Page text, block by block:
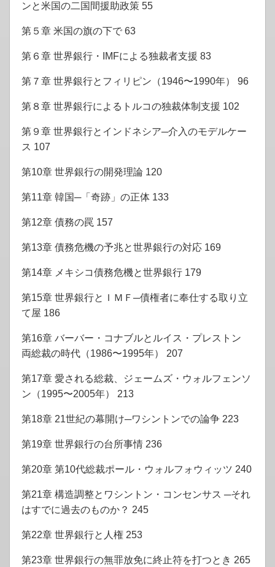
ンと米国の二国間援助政策 55
第５章 米国の旗の下で 63
第６章 世界銀行・IMFによる独裁者支援 83
第７章 世界銀行とフィリピン（1946〜1990年） 96
第８章 世界銀行によるトルコの独裁体制支援 102
第９章 世界銀行とインドネシア─介入のモデルケー
ス 107
第10章 世界銀行の開発理論 120
第11章 韓国─「奇跡」の正体 133
第12章 債務の罠 157
第13章 債務危機の予兆と世界銀行の対応 169
第14章 メキシコ債務危機と世界銀行 179
第15章 世界銀行とＩＭＦ─債権者に奉仕する取り立
て屋 186
第16章 バーバー・コナブルとルイス・プレストン
両総裁の時代（1986〜1995年） 207
第17章 愛される総裁、ジェームズ・ウォルフェンソ
ン（1995〜2005年） 213
第18章 21世紀の幕開け─ワシントンでの論争 223
第19章 世界銀行の台所事情 236
第20章 第10代総裁ポール・ウォルフォウィッツ 240
第21章 構造調整とワシントン・コンセンサス ─それ
はすでに過去のものか？ 245
第22章 世界銀行と人権 253
第23章 世界銀行の無罪放免に終止符を打つとき 265